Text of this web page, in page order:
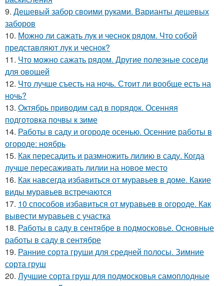
9. Дешевый забор своими руками. Варианты дешевых
заборов
10. Можно ли сажать лук и чеснок рядом. Что собой
представляют лук и чеснок?
11. Что можно сажать рядом. Другие полезные соседи
для овощей
12. Что лучше съесть на ночь. Стоит ли вообще есть на
ночь?
13. Октябрь приводим сад в порядок. Осенняя
подготовка почвы к зиме
14. Работы в саду и огороде осенью. Осенние работы в
огороде: ноябрь
15. Как пересадить и размножить лилию в саду. Когда
лучше пересаживать лилии на новое место
16. Как навсегда избавиться от муравьев в доме. Какие
виды муравьев встречаются
17. 10 способов избавиться от муравьев в огороде. Как
вывести муравьев с участка
18. Работы в саду в сентябре в подмосковье. Основные
работы в саду в сентябре
19. Ранние сорта груши для средней полосы. Зимние
сорта груш
20. Лучшие сорта груш для подмосковья самоплодные